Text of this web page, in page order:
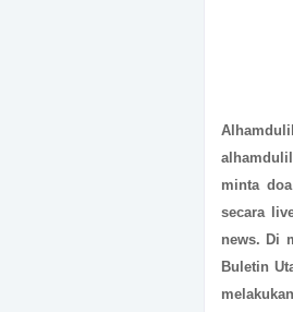
minta
secara
news. Di
Buletin